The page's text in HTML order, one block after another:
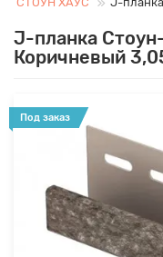
J-планка
Коричневый
Под заказ